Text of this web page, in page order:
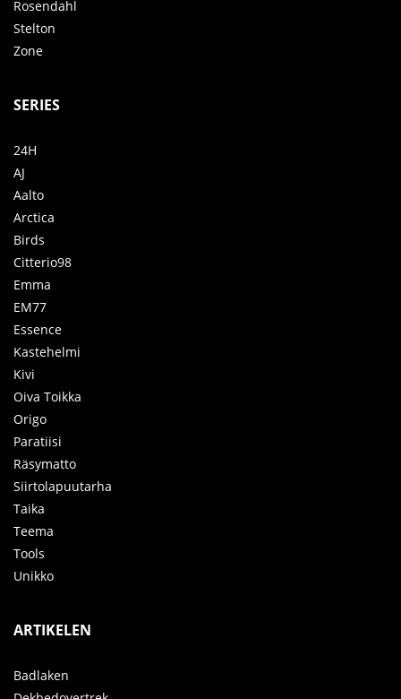
Rosendahl
Stelton
Zone
SERIES
24H
AJ
Aalto
Arctica
Birds
Citterio98
Emma
EM77
Essence
Kastehelmi
Kivi
Oiva Toikka
Origo
Paratiisi
Räsymatto
Siirtolapuutarha
Taika
Teema
Tools
Unikko
ARTIKELEN
Badlaken